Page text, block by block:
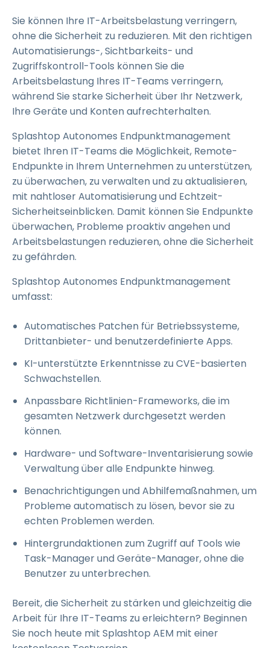
Sie können Ihre IT-Arbeitsbelastung verringern,
ohne die Sicherheit zu reduzieren. Mit den richtigen
Automatisierungs-, Sichtbarkeits- und
Zugriffskontroll-Tools können Sie die
Arbeitsbelastung Ihres IT-Teams verringern,
während Sie starke Sicherheit über Ihr Netzwerk,
Ihre Geräte und Konten aufrechterhalten.
Splashtop Autonomes Endpunktmanagement
bietet Ihren IT-Teams die Möglichkeit, Remote-
Endpunkte in Ihrem Unternehmen zu unterstützen,
zu überwachen, zu verwalten und zu aktualisieren,
mit nahtloser Automatisierung und Echtzeit-
Sicherheitseinblicken. Damit können Sie Endpunkte
überwachen, Probleme proaktiv angehen und
Arbeitsbelastungen reduzieren, ohne die Sicherheit
zu gefährden.
Splashtop Autonomes Endpunktmanagement
umfasst:
Automatisches Patchen für Betriebssysteme,
Drittanbieter- und benutzerdefinierte Apps.
KI-unterstützte Erkenntnisse zu CVE-basierten
Schwachstellen.
Anpassbare Richtlinien-Frameworks, die im
gesamten Netzwerk durchgesetzt werden
können.
Hardware- und Software-Inventarisierung sowie
Verwaltung über alle Endpunkte hinweg.
Benachrichtigungen und Abhilfemaßnahmen, um
Probleme automatisch zu lösen, bevor sie zu
echten Problemen werden.
Hintergrundaktionen zum Zugriff auf Tools wie
Task-Manager und Geräte-Manager, ohne die
Benutzer zu unterbrechen.
Bereit, die Sicherheit zu stärken und gleichzeitig die
Arbeit für Ihre IT-Teams zu erleichtern? Beginnen
Sie noch heute mit Splashtop AEM mit einer